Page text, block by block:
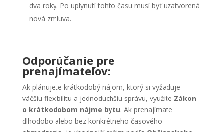
dva roky. Po uplynutí tohto času musí byť uzatvorená
nová zmluva.
Odporúčanie pre
prenajímateľov:
Ak plánujete krátkodobý nájom, ktorý si vyžaduje
väčšiu flexibilitu a jednoduchšiu správu, využite Zákon
o krátkodobom nájme bytu. Ak prenajímate
dlhodobo alebo bez konkrétneho časového